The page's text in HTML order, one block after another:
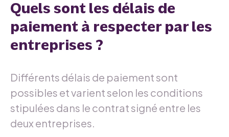
Quels sont les délais de
paiement à respecter par les
entreprises ?
Différents délais de paiement sont
possibles et varient selon les conditions
stipulées dans le contrat signé entre les
deux entreprises.